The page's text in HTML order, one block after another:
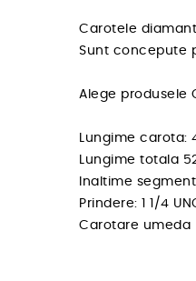
Carotele
Sunt concepute
Alege produsele
Lungime carota:
Lungime totala
Inaltime
Prindere: 1 1/4
Carotare umeda